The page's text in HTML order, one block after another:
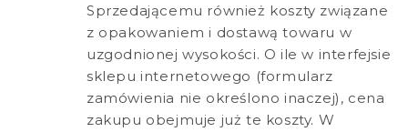
Sprzedającemu również koszty związane
z opakowaniem i dostawą towaru w
uzgodnionej wysokości. O ile w interfejsie
sklepu internetowego (formularz
zamówienia nie określono inaczej), cena
zakupu obejmuje już te koszty. W